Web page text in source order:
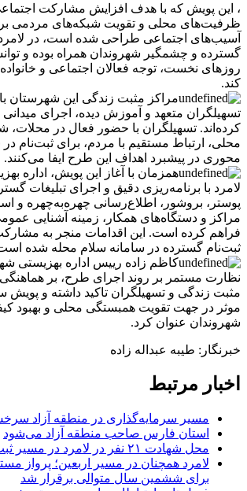
، این پویش که با هدف افزایش مشارکت
ظرفیت‌های محلی و تقویت شبکه‌های مردمی
آسیب‌های اجتماعی طراحی شده است، در لامرد
گسترده و چشمگیر شهروندان همراه بوده و
روزهای نخست، توجه فعالان اجتماعی و
کند.
مراکز مثبت زندگی این شهرستان با
تسهیلگران متعهد و آموزش ‌دیده، اجرای میدانی
کرده‌اند. تسهیلگران با حضور فعال در محلات،
محلی، ارتباط مستقیم با مردم، برای ثبت‌نام
محوری در پیشبرد اهداف این طرح ایفا می‌کنند.
همزمان با آغاز این پویش، اداره
لامرد با برنامه‌ریزی دقیق و اجرای تبلیغات
پوستر، بروشور، اطلاع‌رسانی چهره‌به‌چهره و
مراکز و دستگاه‌های همکار، زمینه آشنایی
فراهم کرده است. این اقدامات منجر به
ثبت‌نام گسترده در سامانه سلام محله شده
کاظم زاده رییس اداره بهزیستی
نظارت مستمر بر روند اجرای طرح، بر
مثبت زندگی و تسهیلگران تاکید داشته و پویش
موثر در جهت تقویت همبستگی محلی و بهبود
شهروندان عنوان کرد.
خبرنگار: طیبه عبداله زاده
اخبار مرتبط
مسیر سرمایه‌گذاری در منطقه آزاد
استان فارس صاحب منطقه آزاد می‌شود
محل شهادت ۲۱ نفر در لامرد در مسیر ثبت ملی قرار گرفت
لامرد همچنان در مسیر اربعین؛ پرواز
برای ششمین سال متوالی برقرار شد